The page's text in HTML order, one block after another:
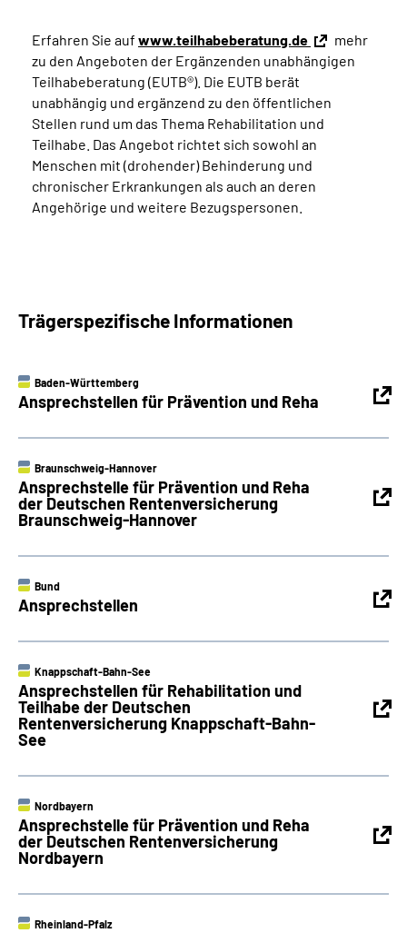
Erfahren Sie auf www.teilhabeberatung.de
mehr
zu den Angeboten der Ergänzenden unabhängigen
Teilhabeberatung (EUTB®). Die EUTB berät
unabhängig und ergänzend zu den öffentlichen
Stellen rund um das Thema Rehabilitation und
Teilhabe. Das Angebot richtet sich sowohl an
Menschen mit (drohender) Behinderung und
chronischer Erkrankungen als auch an deren
Angehörige und weitere Bezugspersonen.
Trägerspezifische Informationen
Baden-Württemberg
Ansprechstellen für Prävention und Reha
Braunschweig-Hannover
Ansprechstelle für Prävention und Reha
der Deutschen Rentenversicherung
Braunschweig-Hannover
Bund
Ansprechstellen
Knappschaft-Bahn-See
Ansprechstellen für Rehabilitation und
Teilhabe der Deutschen
Rentenversicherung Knappschaft-Bahn-
See
Nordbayern
Ansprechstelle für Prävention und Reha
der Deutschen Rentenversicherung
Nordbayern
Rheinland-Pfalz